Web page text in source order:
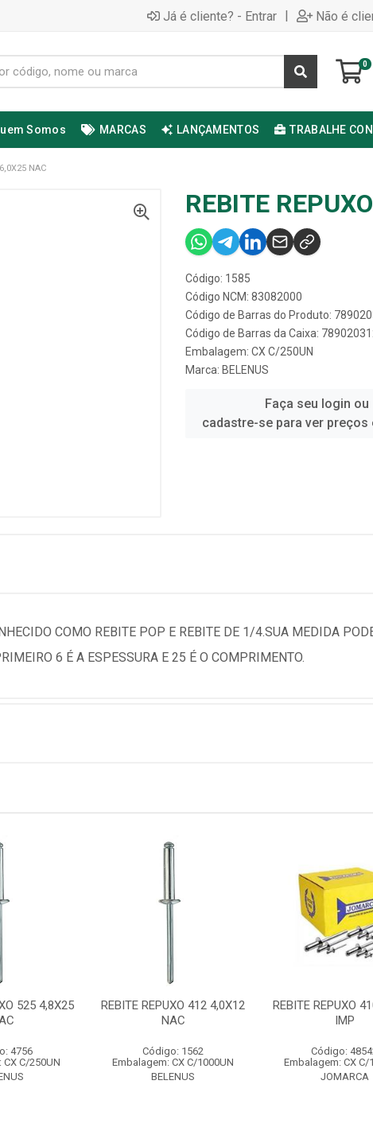
Já é cliente? - Entrar | Não é
0
Somos MARCAS LANÇAMENTOS TRABALHE
NAC
REBITE
Código: 1585
Código NCM: 83082000
Código de Barras do Produto:
Código de Barras da Caixa:
Embalagem: CX C/250UN
Marca: BELENUS
Faça seu login ou
cadastre-se para ver preços
COMO REBITE POP E REBITE DE 1/4.SUA MEDIDA
6 É A ESPESSURA E 25 É O COMPRIMENTO.
525 4,8X25
4756
C/250UN
REBITE REPUXO 412 4,0X12
NAC
Código: 1562
Embalagem: CX C/1000UN
BELENUS
REBITE REPUXO
IMP
Código:
Embalagem: CX C/
JOMARCA